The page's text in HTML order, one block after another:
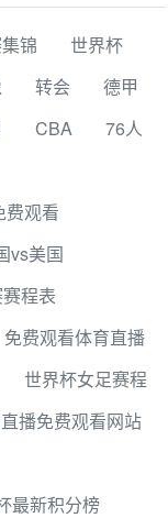
锦
世界杯
转会
德甲
CBA
76人
费观看
vs美国
程表
免费观看体育直播
世界杯女足赛程
播免费观看网站
最新积分榜